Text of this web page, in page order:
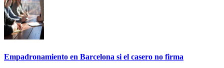
Empadronamiento en Barcelona si el casero no firma